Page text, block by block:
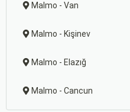
Malmo - Van
Malmo - Kişinev
Malmo - Elazığ
Malmo - Cancun